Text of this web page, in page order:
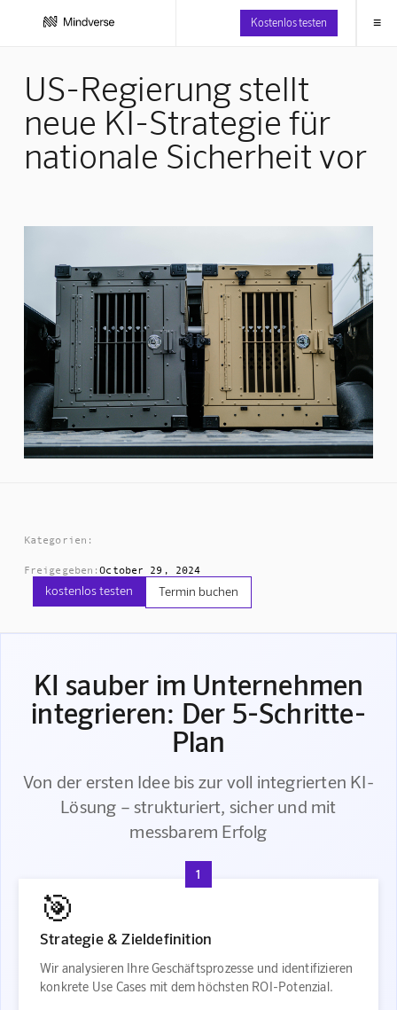
Kostenlos testen ≡
US-Regierung stellt
neue KI-Strategie für
nationale Sicherheit vor
Kategorien:
Freigegeben:October 29, 2024
kostenlos testen Termin buchen
KI sauber im Unternehmen
integrieren: Der 5-Schritte-
Plan
Von der ersten Idee bis zur voll integrierten KI-
Lösung – strukturiert, sicher und mit
messbarem Erfolg
1
🎯
Strategie & Zieldefinition
Wir analysieren Ihre Geschäftsprozesse und identifizieren
konkrete Use Cases mit dem höchsten ROI-Potenzial.